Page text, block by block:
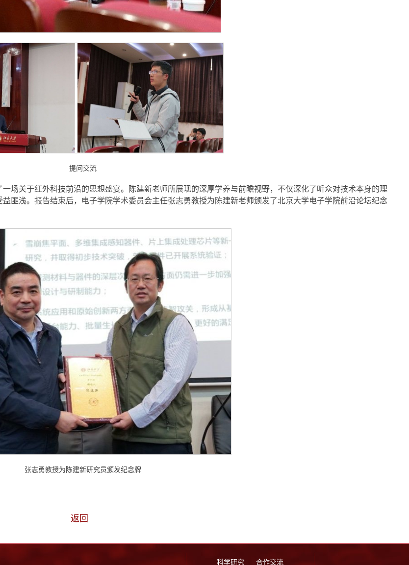
提问交流
场关于红外科技前沿的思想盛宴。陈建新老师所展现的深厚学养与前瞻视野，不仅深化了听众对技术本身的理
匪浅。报告结束后，电子学院学术委员会主任张志勇教授为陈建新老师颁发了北京大学电子学院前沿论坛纪念
张志勇教授为陈建新研究员颁发纪念牌
返回
科学研究 合作交流